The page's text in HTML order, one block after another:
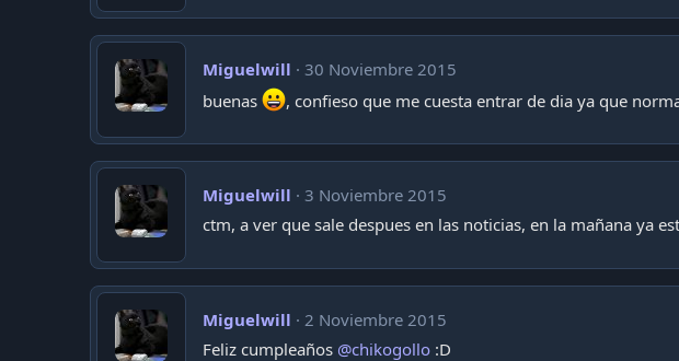
Miguelwill
30 Noviembre 2015
buenas
, confieso que me cuesta entrar de dia ya que
Miguelwill
3 Noviembre 2015
ctm, a ver que sale despues en las noticias, en la mañana ya
Miguelwill
2 Noviembre 2015
Feliz cumpleaños @chikogollo :D